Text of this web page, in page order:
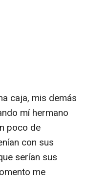
caja, mis demás
mí hermano
poco de
con sus
serían sus
me